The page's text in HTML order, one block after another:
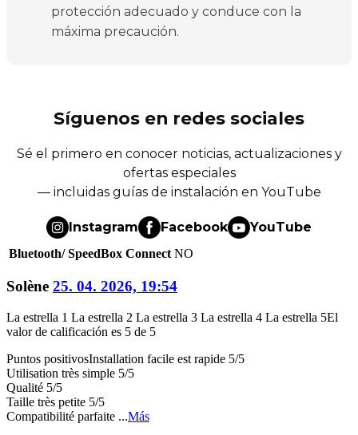
protección adecuado y conduce con la
máxima precaución.
Síguenos en redes sociales
Sé el primero en conocer noticias, actualizaciones y
ofertas especiales
— incluidas guías de instalación en YouTube
Instagram Facebook YouTube
Bluetooth/ SpeedBox Connect NO
Solène 25. 04. 2026, 19:54
La estrella 1 La estrella 2 La estrella 3 La estrella 4 La estrella 5El
valor de calificación es 5 de 5
Puntos positivosInstallation facile est rapide 5/5
Utilisation très simple 5/5
Qualité 5/5
Taille très petite 5/5
Compatibilité parfaite ...Más